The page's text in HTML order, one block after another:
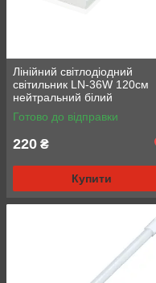
Лінійний світлодіодний
світильник LN-36W 120см
нейтральний білий
Готово до відправки
220 ₴
Купити